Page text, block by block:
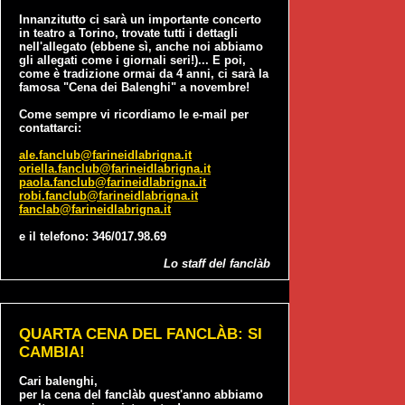
Innanzitutto ci sarà un importante concerto
in teatro a Torino, trovate tutti i dettagli
nell'allegato (ebbene sì, anche noi abbiamo
gli allegati come i giornali seri!)... E poi,
come è tradizione ormai da 4 anni, ci sarà la
famosa "Cena dei Balenghi" a novembre!
Come sempre vi ricordiamo le e-mail per
contattarci:
ale.fanclub@farineidlabrigna.it
oriella.fanclub@farineidlabrigna.it
paola.fanclub@farineidlabrigna.it
robi.fanclub@farineidlabrigna.it
fanclab@farineidlabrigna.it
e il telefono: 346/017.98.69
Lo staff del fanclàb
QUARTA CENA DEL FANCLÀB: SI
CAMBIA!
Cari balenghi,
per la cena del fanclàb quest'anno abbiamo